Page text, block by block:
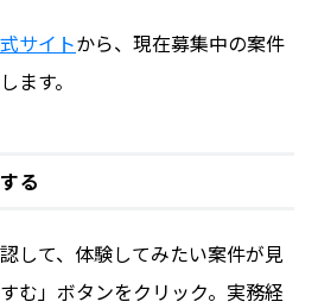
サイトから、現在募集中の案件
ます。
る
して、体験してみたい案件が見
む」ボタンをクリック。実務経